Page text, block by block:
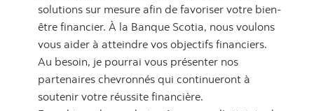
solutions sur mesure afin de favoriser votre bien-
être financier. À la Banque Scotia, nous voulons
vous aider à atteindre vos objectifs financiers.
Au besoin, je pourrai vous présenter nos
partenaires chevronnés qui continueront à
soutenir votre réussite financière.